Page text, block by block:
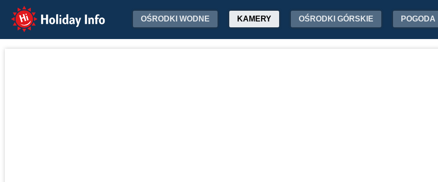
Holiday Info OŚRODKI WODNE KAMERY OŚRODKI GÓRSKIE POGODA